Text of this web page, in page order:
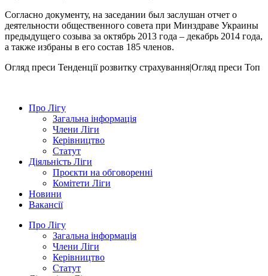
Согласно документу, на заседании был заслушан отчет о
деятельности общественного совета при Минздраве Украины
предыдущего созыва за октябрь 2013 года – декабрь 2014 года,
а также избраны в его состав 185 членов.
Огляд преси Тенденції розвитку страхування|Огляд преси Топ
Про Лігу
Загальна інформація
Члени Ліги
Керівництво
Статут
Діяльність Ліги
Проєкти на обговоренні
Комітети Ліги
Новини
Вакансії
Про Лігу
Загальна інформація
Члени Ліги
Керівництво
Статут